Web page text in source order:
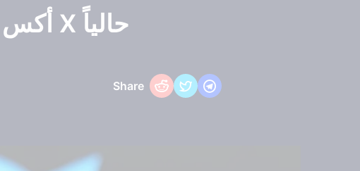
طريقة ربح المال من تويتر Twitter أكس X حالياً
Share